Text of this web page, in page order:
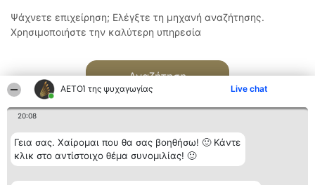
ΑΕΤΟΊ της ψυχαγωγίας Live chat
20:08
Γεια σας. Χαίρομαι που θα σας βοηθήσω! 🙂 Κάντε
κλικ στο αντίστοιχο θέμα συνομιλίας! 🙂
Ψάχνετε επιχείρηση; Ελέγξτε τη μηχανή αναζήτησης.
Χρησιμοποιήστε την καλύτερη υπηρεσία
Αναζήτηση
Διοργανωτής της
Κατάταξη Επικοινωνία